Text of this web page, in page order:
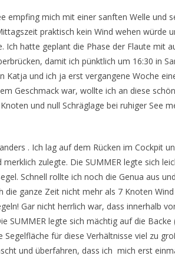
empfing mich mit einer sanften Welle und
praktisch kein Wind wehen würde
hatte geplant die Phase der Flaute mit
damit ich pünktlich um 16:30 in
und ich ja erst vergangene Woche
Geschmack war, wollte ich an diese
und null Schräglage bei ruhiger See
. Ich lag auf dem Rücken im Cockpit
zulegte. Die SUMMER legte sich
Schnell rollte ich noch die Genua aus
ganze Zeit nicht mehr als 7 Knoten
Gar nicht herrlich war, dass innerhalb
SUMMER legte sich mächtig auf die Backe
für diese Verhältnisse viel zu
und überfahren, dass ich mich erst